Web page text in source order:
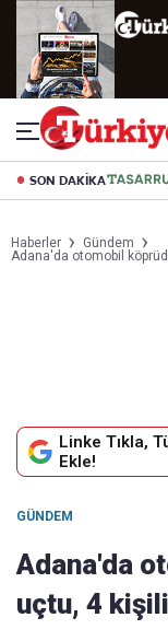
SON DAKİKA
Haberler
Gündem
Adana'da otomobil
Linke Tıkla,
Ekle!
GÜNDEM
Adana'da
uçtu, 4